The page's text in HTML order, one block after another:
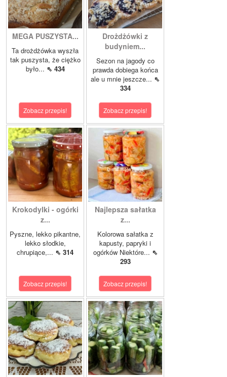
MEGA PUSZYSTA...
Ta drożdżówka wyszła
tak puszysta, że ciężko
było... ⇖ 434
Zobacz przepis!
Drożdżówki z
budyniem...
Sezon na jagody co
prawda dobiega końca
ale u mnie jeszcze... ⇖
334
Zobacz przepis!
Krokodylki - ogórki
z...
Pyszne, lekko pikantne,
lekko słodkie,
chrupiące,... ⇖ 314
Zobacz przepis!
Najlepsza sałatka
z...
Kolorowa sałatka z
kapusty, papryki i
ogórków Niektóre... ⇖
293
Zobacz przepis!